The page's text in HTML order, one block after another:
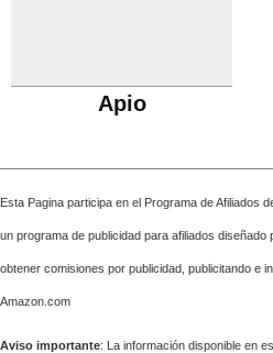
Apio
Esta Pagina participa en el Programa de Afiliados
un programa de publicidad para afiliados
obtener comisiones por publicidad, publicitando e
Amazon.com
Aviso importante: La información disponible en